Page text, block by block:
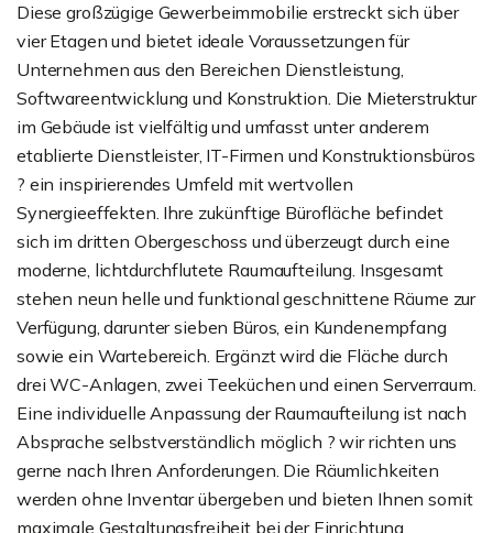
Diese großzügige Gewerbeimmobilie erstreckt sich über
vier Etagen und bietet ideale Voraussetzungen für
Unternehmen aus den Bereichen Dienstleistung,
Softwareentwicklung und Konstruktion. Die Mieterstruktur
im Gebäude ist vielfältig und umfasst unter anderem
etablierte Dienstleister, IT-Firmen und Konstruktionsbüros
? ein inspirierendes Umfeld mit wertvollen
Synergieeffekten. Ihre zukünftige Bürofläche befindet
sich im dritten Obergeschoss und überzeugt durch eine
moderne, lichtdurchflutete Raumaufteilung. Insgesamt
stehen neun helle und funktional geschnittene Räume zur
Verfügung, darunter sieben Büros, ein Kundenempfang
sowie ein Wartebereich. Ergänzt wird die Fläche durch
drei WC-Anlagen, zwei Teeküchen und einen Serverraum.
Eine individuelle Anpassung der Raumaufteilung ist nach
Absprache selbstverständlich möglich ? wir richten uns
gerne nach Ihren Anforderungen. Die Räumlichkeiten
werden ohne Inventar übergeben und bieten Ihnen somit
maximale Gestaltungsfreiheit bei der Einrichtung.